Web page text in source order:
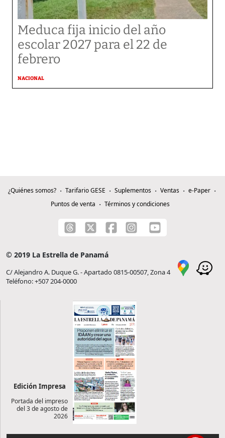
Meduca fija inicio del año
escolar 2027 para el 22 de
febrero
NACIONAL
¿Quiénes somos? Tarifario GESE Suplementos Ventas
e-Paper
Puntos de venta
Términos y condiciones
© 2019 La Estrella de Panamá
C/ Alejandro A. Duque G. - Apartado 0815-00507, Zona 4
Teléfono: +507 204-0000
Edición Impresa
Portada del impreso
del 3 de agosto de
2026